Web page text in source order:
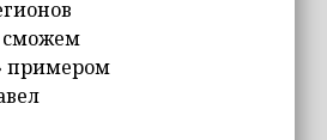
сможем
примером